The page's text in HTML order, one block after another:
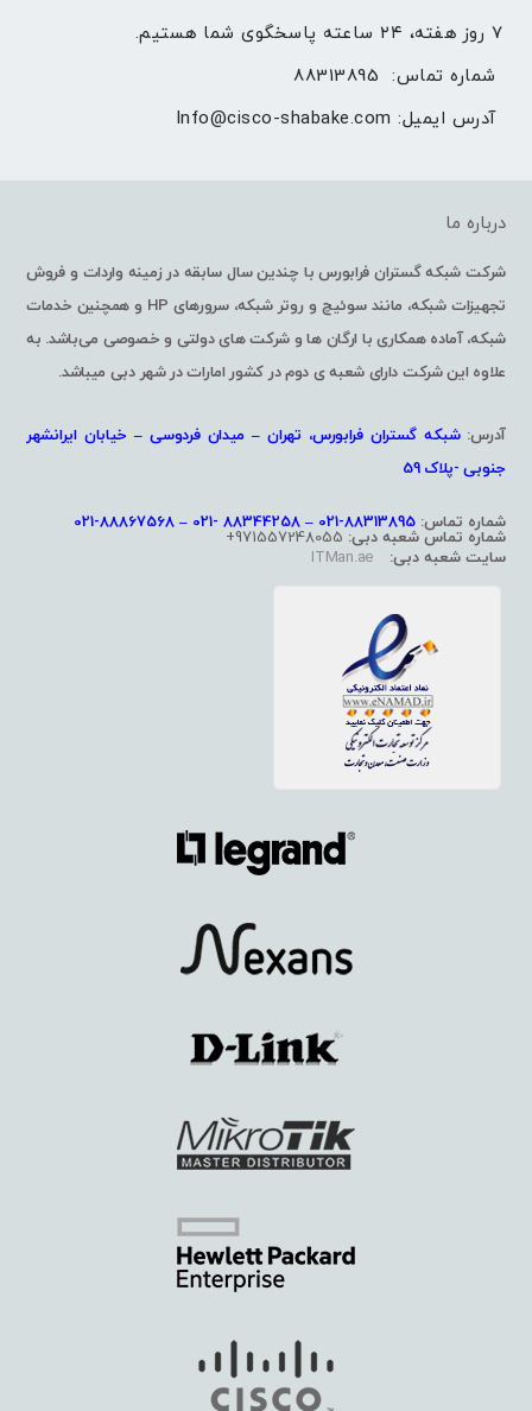
۷ روز هفته، ۲۴ ساعته پاسخگوی شما هستیم.
شماره تماس: 88313895
آدرس ایمیل: Info@cisco-shabake.com
درباره ما
شرکت شبکه گستران فرابورس با چندین سال سابقه در زمینه واردات و فروش
تجهیزات شبکه، مانند سوئیچ و روتر شبکه، سرورهای HP و همچنین خدمات
شبکه، آماده همکاری با ارگان ها و شرکت های دولتی و خصوصی می‌باشد. به
علاوه این شرکت دارای شعبه ی دوم در کشور امارات در شهر دبی میباشد.
آدرس:شبکه گستران فرابورس، تهران – میدان فردوسی – خیابان ایرانشهر
جنوبی -پلاک 59
شماره تماس: 88313895-021 – 88344258 -021 – 88867568-021
شماره تماس شعبه دبی:
سایت شعبه دبی: ITMan.ae